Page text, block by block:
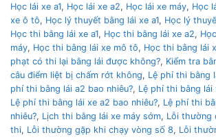
Học lái xe a1, Học lái xe a2, Học lái xe máy, Học
xe ô tô, Học lý thuyết bằng lái xe a1, Học lý
Học thi bằng lái xe a1, Học thi bằng lái xe a2,
máy, Học thi bằng lái xe mô tô, Học thi bằng lái
phạt có thi lại bằng lái được không?, Kiểm tra
câu điểm liệt bị chấm rớt không, Lệ phí thi bằng
phí thi bằng lái a2 bao nhiêu?, Lệ phí thi bằng lái
Lệ phí thi bằng lái xe a2 bao nhiêu?, Lệ phí thi
nhiêu?, Lịch thi bằng lái xe máy sớm, Lỗi thường
thi, Lỗi thường gặp khi chạy vòng số 8, Lỗi